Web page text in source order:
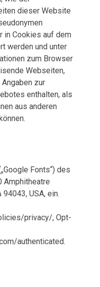
dieser Website
in Cookies auf dem
werden und unter
zum Browser
Webseiten,
zur
enthalten, als
aus anderen
Fonts“) des
Amphitheatre
94043, USA, ein.
privacy/, Opt-
authenticated.